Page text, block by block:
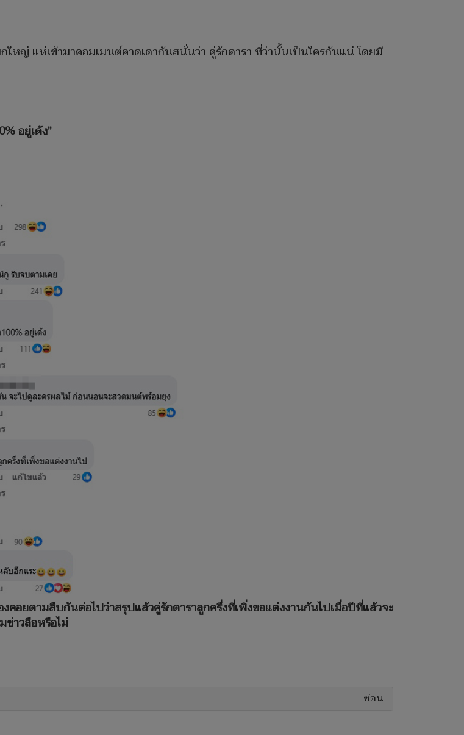
หญ่ แห่เข้ามาคอมเมนต์คาดเดากันสนั่นว่า คู่รักดารา ที่ว่านั้นเป็นใครกันแน่ โดยมี
อยู่เด้ง"
คอยตามสืบกันต่อไปว่าสรุปแล้วคู่รักดาราลูกครึ่งที่เพิ่งขอแต่งงานกันไปเมื่อปีที่แล้วจะ
ข่าวลือหรือไม่
ซ่อน